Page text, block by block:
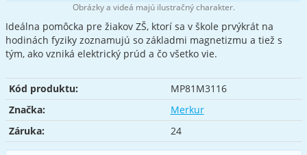
Obrázky a videá majú ilustračný charakter.
Ideálna pomôcka pre žiakov ZŠ, ktorí sa v škole prvýkrát na
hodinách fyziky zoznamujú so základmi magnetizmu a tiež s
tým, ako vzniká elektrický prúd a čo všetko vie.
Kód produktu:
MP81M3116
Značka:
Merkur
Záruka:
24